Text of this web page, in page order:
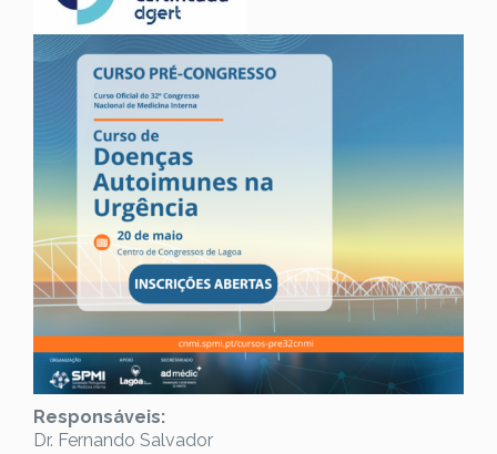
Responsáveis:
Dr. Fernando Salvador